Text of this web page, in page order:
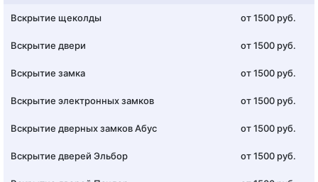
Вскрытие щеколды от 1500 руб.
Вскрытие двери от 1500 руб.
Вскрытие замка от 1500 руб.
Вскрытие электронных замков от 1500 руб.
Вскрытие дверных замков Абус от 1500 руб.
Вскрытие дверей Эльбор от 1500 руб.